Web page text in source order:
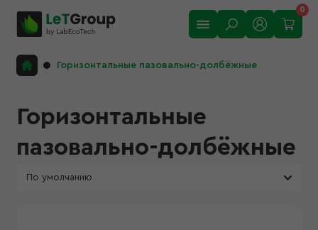
0
Горизонтальные пазовально-долбёжные
Горизонтальные
пазовально-долбёжные